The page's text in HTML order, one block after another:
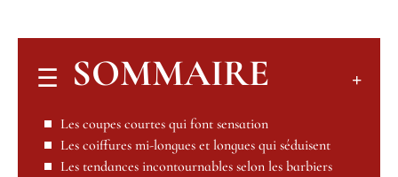
SOMMAIRE
Les coupes courtes qui font sensation
Les coiffures mi-longues et longues qui séduisent
Les tendances incontournables selon les barbiers